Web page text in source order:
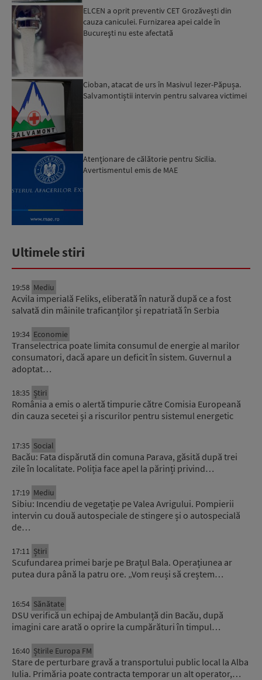
ELCEN a oprit preventiv CET Grozăvești din
cauza caniculei. Furnizarea apei calde în
Bucureşti nu este afectată
Cioban, atacat de urs în Masivul Iezer-Păpușa.
Salvamontiștii intervin pentru salvarea victimei
Atenţionare de călătorie pentru Sicilia.
Avertismentul emis de MAE
Ultimele stiri
19:58 Mediu
Acvila imperială Feliks, eliberată în natură după ce a fost
salvată din mâinile traficanților și repatriată în Serbia
19:34 Economie
Transelectrica poate limita consumul de energie al marilor
consumatori, dacă apare un deficit în sistem. Guvernul a
adoptat…
18:35 Știri
România a emis o alertă timpurie către Comisia Europeană
din cauza secetei și a riscurilor pentru sistemul energetic
17:35 Social
Bacău: Fata dispărută din comuna Parava, găsită după trei
zile în localitate. Poliția face apel la părinți privind…
17:19 Mediu
Sibiu: Incendiu de vegetație pe Valea Avrigului. Pompierii
intervin cu două autospeciale de stingere și o autospecială
de…
17:11 Știri
Scufundarea primei barje pe Brațul Bala. Operațiunea ar
putea dura până la patru ore. „Vom reuși să creștem…
16:54 Sănătate
DSU verifică un echipaj de Ambulanță din Bacău, după
imagini care arată o oprire la cumpărături în timpul…
16:40 Știrile Europa FM
Stare de perturbare gravă a transportului public local la Alba
Iulia. Primăria poate contracta temporar un alt operator,…